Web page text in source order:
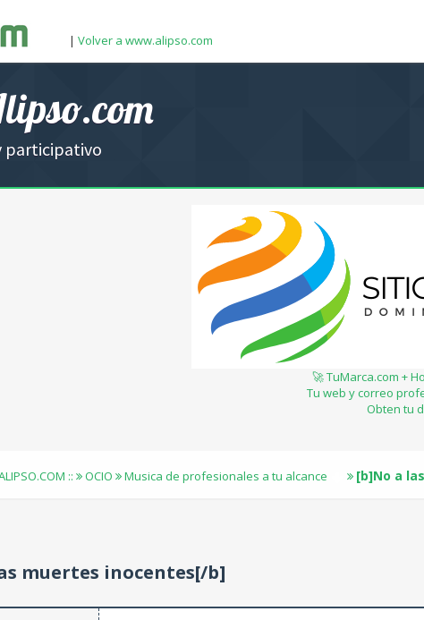
| Volver a www.alipso.com
participativo
🚀 TuMarca.com +
Tu web y correo
Obten tu
:: OCIO Musica de profesionales a tu alcance [b]No a
muertes inocentes[/b]